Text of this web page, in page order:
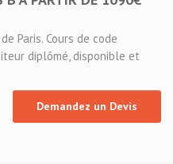
Paris. Cours de code
diplômé, disponible et
Demandez un Devis